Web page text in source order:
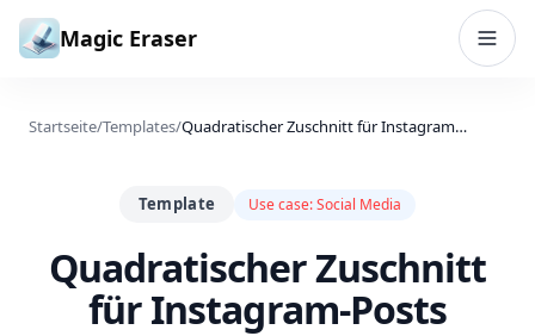
Zum Inhalt springen
Magic Eraser
Startseite/Templates/ Quadratischer Zuschnitt für Instagram-Posts
Template Use case:Social Media
Quadratischer Zuschnitt
für Instagram-Posts